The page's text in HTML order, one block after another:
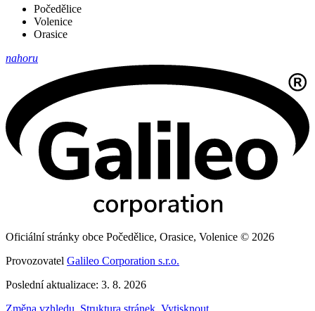
Počedělice
Volenice
Orasice
nahoru
Oficiální stránky obce Počedělice, Orasice, Volenice © 2026
Provozovatel Galileo Corporation s.r.o.
Poslední aktualizace: 3. 8. 2026
Změna vzhledu Struktura stránek Vytisknout